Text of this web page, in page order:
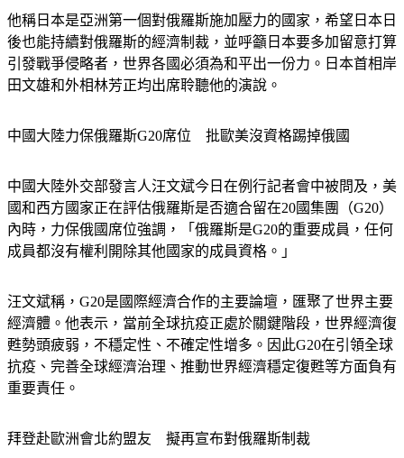
他稱日本是亞洲第一個對俄羅斯施加壓力的國家，希望日本日
後也能持續對俄羅斯的經濟制裁，並呼籲日本要多加留意打算
引發戰爭侵略者，世界各國必須為和平出一份力。日本首相岸
田文雄和外相林芳正均出席聆聽他的演說。
中國大陸力保俄羅斯G20席位　批歐美沒資格踢掉俄國
中國大陸外交部發言人汪文斌今日在例行記者會中被問及，美
國和西方國家正在評估俄羅斯是否適合留在20國集團（G20）
內時，力保俄國席位強調，「俄羅斯是G20的重要成員，任何
成員都沒有權利開除其他國家的成員資格。」
汪文斌稱，G20是國際經濟合作的主要論壇，匯聚了世界主要
經濟體。他表示，當前全球抗疫正處於關鍵階段，世界經濟復
甦勢頭疲弱，不穩定性、不確定性增多。因此G20在引領全球
抗疫、完善全球經濟治理、推動世界經濟穩定復甦等方面負有
重要責任。
拜登赴歐洲會北約盟友　擬再宣布對俄羅斯制裁